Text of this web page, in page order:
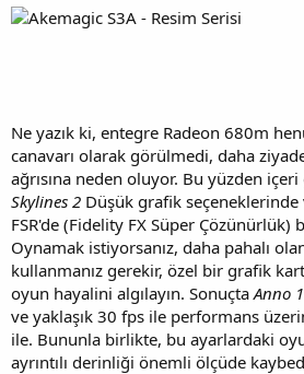
Ne yazık ki, entegre Radeon 680m
canavarı olarak görülmedi, daha
ağrısına neden oluyor. Bu yüzden
Skylines 2 Düşük grafik
FSR'de (Fidelity FX Süper Çözünürlük)
Oynamak istiyorsanız, daha pahalı
kullanmanız gerekir, özel bir grafik
oyun hayalini algılayın. Sonuçta Anno
ve yaklaşık 30 fps ile performans
ile. Bununla birlikte, bu ayarlardaki
ayrıntılı derinliği önemli ölçüde